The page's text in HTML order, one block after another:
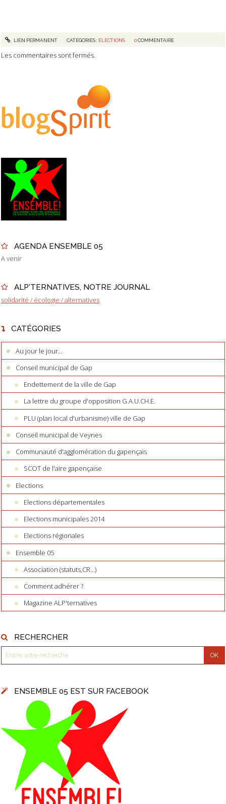
LIEN PERMANENT CATÉGORIES : ELECTIONS 0COMMENTAIRE
Les commentaires sont fermés.
AGENDA ENSEMBLE 05
A venir
ALP'TERNATIVES, NOTRE JOURNAL
solidarité / écologie / alternatives
CATÉGORIES
Au jour le jour...
Conseil municipal de Gap
Endettement de la ville de Gap
La lettre du groupe d'opposition G.A.U.CH.E.
PLU (plan local d'urbanisme) ville de Gap
Conseil municipal de Veynes
Communauté d'agglomération du gapençais
SCOT de l'aire gapençaise
Elections
Elections départementales
Elections municipales 2014
Elections régionales
Ensemble 05
Association (statuts,CR...)
Comment adhérer ?
Magazine ALP'ternatives
RECHERCHER
ENSEMBLE 05 EST SUR FACEBOOK